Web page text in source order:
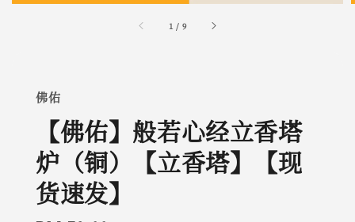
1 / 9
佛佑
【佛佑】般若心经立香塔
炉（铜）【立香塔】【现
货速发】